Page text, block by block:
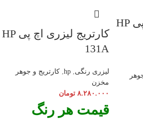
کارتریج لیزری اچ پی HP
کارتریج لیزری اچ پی HP
131A
لیزری رنگی,
hp
, کارتریج و جوهر
مخزن
۸.۲۸۰.۰۰۰ تومان
قیمت هر رنگ